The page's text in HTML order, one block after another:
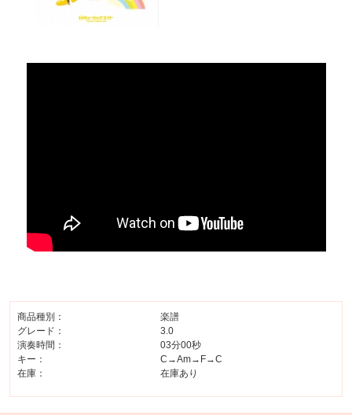
商品種別：
楽譜
グレード：
3.0
演奏時間：
03分00秒
キー：
C→Am→F→C
在庫：
在庫あり